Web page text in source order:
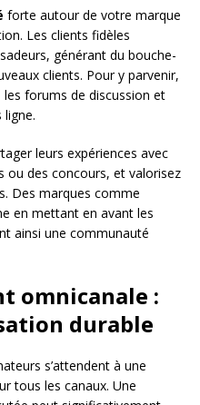
forte autour de votre marque
Les clients fidèles
générant du bouche-
clients. Pour y parvenir,
les forums de discussion et
leurs expériences avec
ou des concours, et valorisez
Des marques comme
en mettant en avant les
ainsi une communauté
omnicanale :
durable
s’attendent à une
tous les canaux. Une